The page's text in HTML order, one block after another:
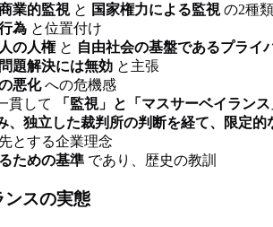
業的監視と 国家権力による監視の2種
為 と位置付け
の人権と 自由社会の基盤であるプライ
問題解決には無効 と主張
悪化への危機感
貫して
「監視」と「マスサーベイラン
、独立した裁判所の判断を経て、限定的
とする企業理念
ための基準 であり、歴史の教訓
ンスの実態